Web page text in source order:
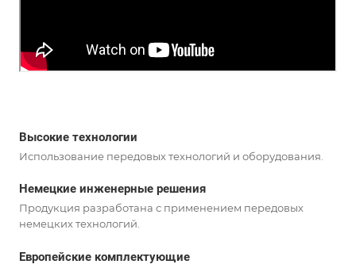
Высокие технологии
Использование передовых технологий и оборудования.
Немецкие инженерные решения
Продукция разработана с применением передовых
немецких технологий.
Европейские комплектующие